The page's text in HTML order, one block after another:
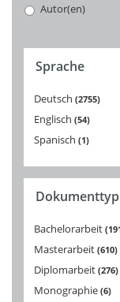
Autor(en)
Sprache
Deutsch 2755
Englisch 54
Spanisch 1
Dokumenttyp
Bachelorarbeit
Masterarbeit 610
Diplomarbeit 276
Monographie 6